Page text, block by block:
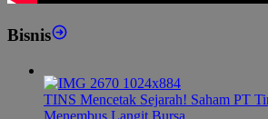
Bisnis
TINS Mencetak Sejarah! Saham PT
Menembus Langit Bursa